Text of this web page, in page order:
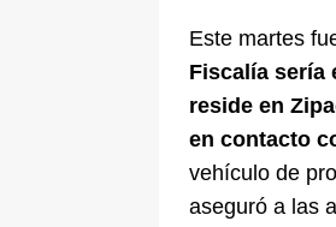
Este martes
Fiscalía sería
reside en
en contacto
vehículo de
aseguró a las